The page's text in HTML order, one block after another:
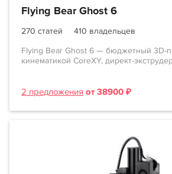
Flying Bear Ghost 6
270 статей
410 владельцев
Flying Bear Ghost 6 — бюджетный 3D-
кинематикой CoreXY, директ-
2 предложения от 38900 ₽